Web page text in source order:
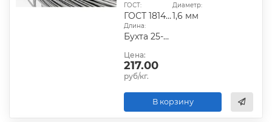
ГОСТ:
ГОСТ 18143-72
Диаметр:
1,6 мм
Длина:
Бухта 25-50 кг
Цена:
217.00
руб/кг.
В корзину